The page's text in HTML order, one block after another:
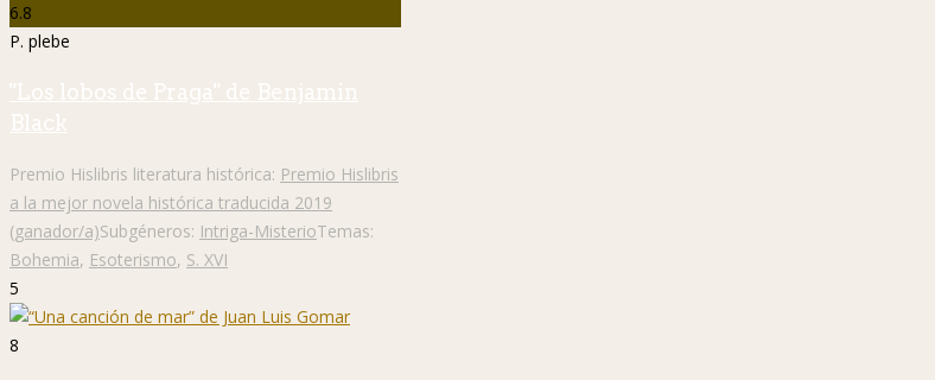
6.8
P. plebe
"Los lobos de Praga" de Benjamin
Black
Premio Hislibris literatura histórica: Premio Hislibris
a la mejor novela histórica traducida 2019
(ganador/a)Subgéneros: Intriga-MisterioTemas:
Bohemia, Esoterismo, S. XVI
5
8